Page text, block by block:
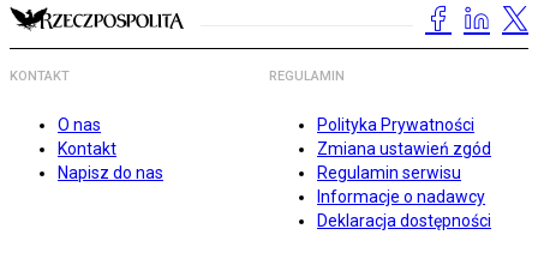
KONTAKT
O nas
Kontakt
Napisz do nas
REGULAMIN
Polityka Prywatności
Zmiana ustawień zgód
Regulamin serwisu
Informacje o nadawcy
Deklaracja dostępności